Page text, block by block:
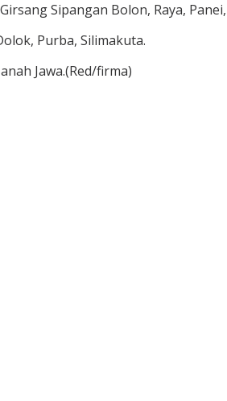
Sipangan Bolon, Raya,
Purba, Silimakuta.
Jawa.(Red/firma)